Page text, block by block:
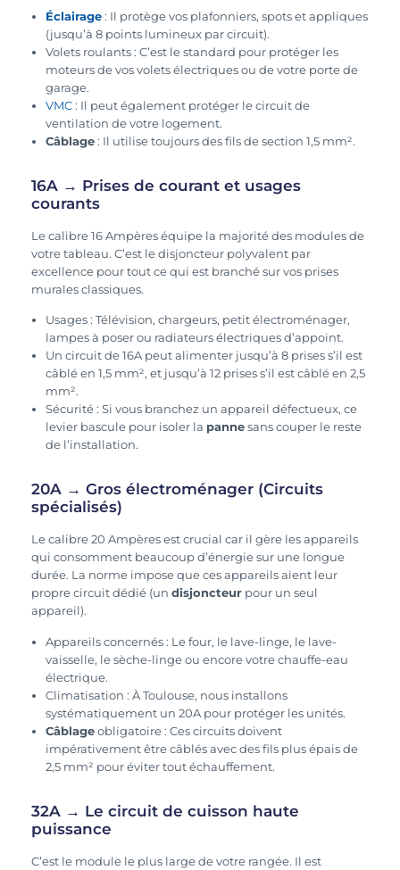
Éclairage: Il protège vos plafonniers, spots et appliques
(jusqu’à 8 points lumineux par circuit).
Volets roulants : C’est le standard pour protéger les
moteurs de vos volets électriques ou de votre porte de
garage.
VMC: Il peut également protéger le circuit de
ventilation de votre logement.
Câblage: Il utilise toujours des fils de section 1,5 mm².
16A → Prises de courant et usages
courants
Le calibre 16 Ampères équipe la majorité des modules de
votre tableau. C’est le disjoncteur polyvalent par
excellence pour tout ce qui est branché sur vos prises
murales classiques.
Usages : Télévision, chargeurs, petit électroménager,
lampes à poser ou radiateurs électriques d’appoint.
Un circuit de 16A peut alimenter jusqu’à 8 prises s’il est
câblé en 1,5 mm², et jusqu’à 12 prises s’il est câblé en 2,5
mm².
Sécurité : Si vous branchez un appareil défectueux, ce
levier bascule pour isoler la pannesans couper le reste
de l’installation.
20A → Gros électroménager (Circuits
spécialisés)
Le calibre 20 Ampères est crucial car il gère les appareils
qui consomment beaucoup d’énergie sur une longue
durée. La norme impose que ces appareils aient leur
propre circuit dédié (un disjoncteur pour un seul
appareil).
Appareils concernés : Le four, le lave-linge, le lave-
vaisselle, le sèche-linge ou encore votre chauffe-eau
électrique.
Climatisation : À Toulouse, nous installons
systématiquement un 20A pour protéger les unités.
Câblageobligatoire : Ces circuits doivent
impérativement être câblés avec des fils plus épais de
2,5 mm² pour éviter tout échauffement.
32A → Le circuit de cuisson haute
puissance
C’est le module le plus large de votre rangée. Il est